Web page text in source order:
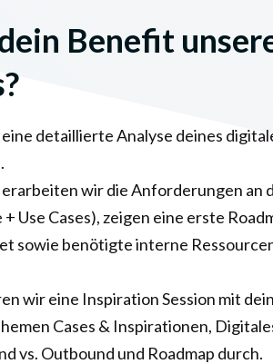
Benefit
detaillierte Analyse deines
erarbeiten wir die Anforderungen an
Use Cases), zeigen eine erste
sowie benötigte interne
wir eine Inspiration Session mit
Cases & Inspirationen,
vs. Outbound und Roadmap durch.